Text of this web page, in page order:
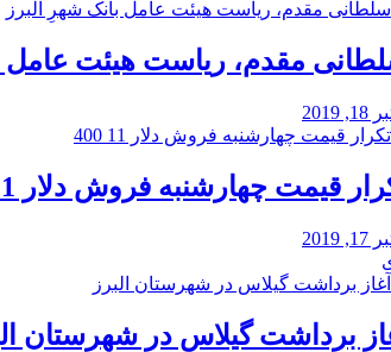
مقدم، ریاست هیئت عامل
2019
قیمت چهارشنبه فروش دلار 11 400
2019
برداشت گیلاس در شهرستان